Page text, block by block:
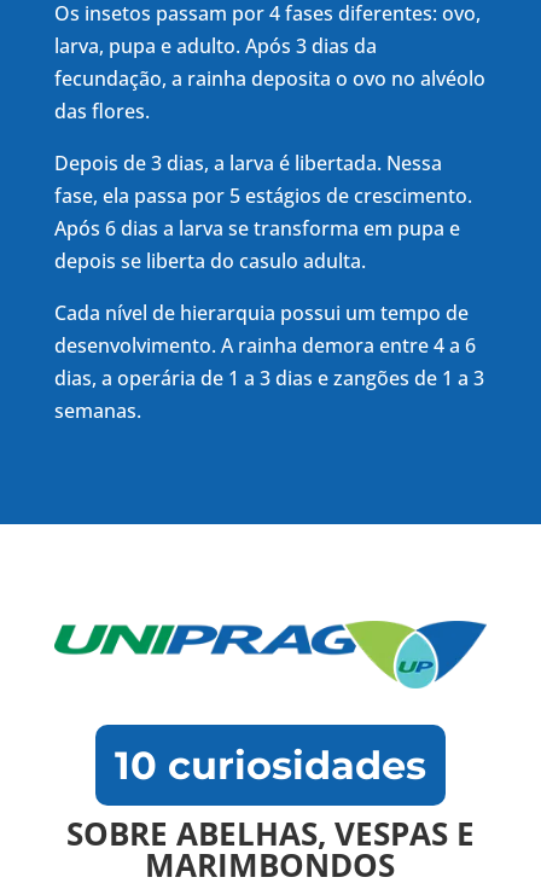
Os insetos passam por 4 fases diferentes: ovo,
larva, pupa e adulto. Após 3 dias da
fecundação, a rainha deposita o ovo no alvéolo
das flores.
Depois de 3 dias, a larva é libertada. Nessa
fase, ela passa por 5 estágios de crescimento.
Após 6 dias a larva se transforma em pupa e
depois se liberta do casulo adulta.
Cada nível de hierarquia possui um tempo de
desenvolvimento. A rainha demora entre 4 a 6
dias, a operária de 1 a 3 dias e zangões de 1 a 3
semanas.
10 curiosidades
SOBRE ABELHAS, VESPAS E
MARIMBONDOS